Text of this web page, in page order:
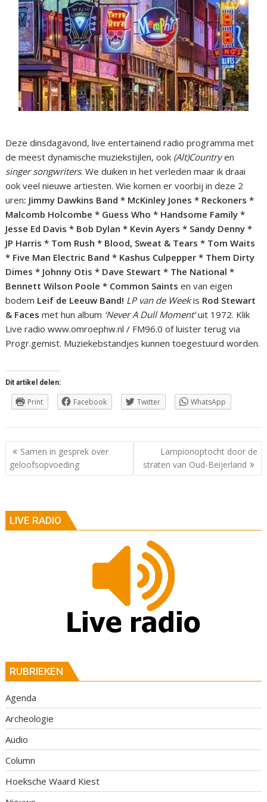
Deze dinsdagavond, live entertainend radio programma met
de meest dynamische muziekstijlen, ook (Alt)Countryen
singer songwriters. We duiken in het verleden maar ik draai
ook veel nieuwe artiesten. Wie komen er voorbij in deze 2
uren: Jimmy Dawkins Band * McKinley Jones * Reckoners *
Malcomb Holcombe * Guess Who * Handsome Family *
Jesse Ed Davis * Bob Dylan * Kevin Ayers * Sandy Denny *
JP Harris * Tom Rush * Blood, Sweat & Tears * Tom Waits
* Five Man Electric Band * Kashus Culpepper * Them Dirty
Dimes * Johnny Otis * Dave Stewart * The National *
Bennett Wilson Poole * Common Saintsen van eigen
bodem Leif de Leeuw Band! LP van de Weekis Rod Stewart
& Facesmet hun album ‘Never A Dull Moment’uit 1972. Klik
Live radio www.omroephw.nl / FM96.0 of luister terug via
Progr.gemist. Muziekebstandjes kunnen toegestuurd worden.
Dit artikel delen:
Print Facebook Twitter WhatsApp
Berichtnavigatie
Samen in gesprek over
geloofsopvoeding
Lampionoptocht door de
straten van Oud-Beijerland
LIVE RADIO
RUBRIEKEN
Agenda
Archeologie
Audio
Column
Hoeksche Waard Kiest